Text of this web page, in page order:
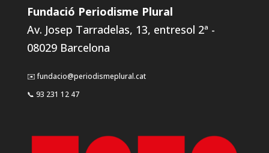
Fundació Periodisme Plural
Av. Josep Tarradelas, 13, entresol 2ª -
08029 Barcelona
✉️ fundacio@periodismeplural.cat
📞 93 231 12 47